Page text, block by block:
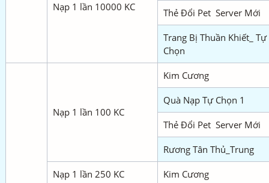
Nạp 1 lần 10000 KC Thẻ Đổi Pet Server Mới
Trang Bị Thuần Khiết_ Tự
Chọn
Nạp 1 lần 100 KC
Kim Cương
Quà Nạp Tự Chọn 1
Thẻ Đổi Pet Server Mới
Rương Tân Thủ_Trung
Nạp 1 lần 250 KC Kim Cương